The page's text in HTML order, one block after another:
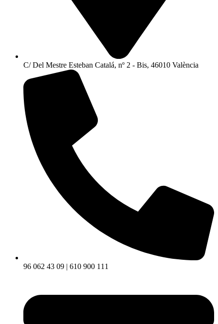
C/ Del Mestre Esteban Catalá, nº 2 - Bis, 46010 València
96 062 43 09 | 610 900 111